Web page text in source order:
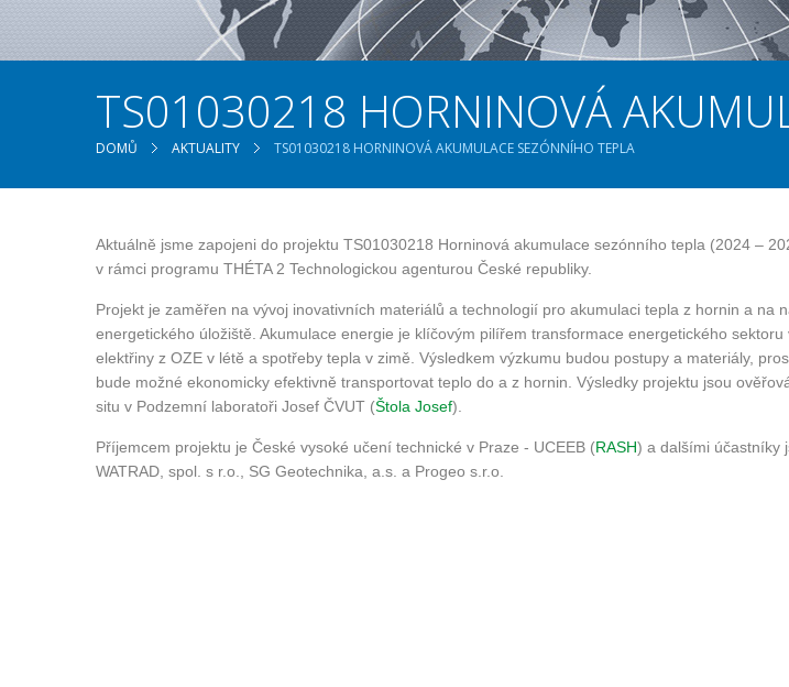
TS01030218 HORNINOVÁ
DOMŮ AKTUALITY TS01030218 HORNINOVÁ AKUMULACE SEZÓNNÍHO TEPLA
Aktuálně jsme zapojeni do projektu TS01030218 Horninová akumulace sezónního tepla (2024 –
v rámci programu THÉTA 2 Technologickou agenturou České republiky.
Projekt je zaměřen na vývoj inovativních materiálů a technologií pro akumulaci tepla z hornin a na
energetického úložiště. Akumulace energie je klíčovým pilířem transformace energetického sektoru
elektřiny z OZE v létě a spotřeby tepla v zimě. Výsledkem výzkumu budou postupy a materiály,
bude možné ekonomicky efektivně transportovat teplo do a z hornin. Výsledky projektu jsou
situ v Podzemní laboratoři Josef ČVUT (Štola Josef).
Příjemcem projektu je České vysoké učení technické v Praze - UCEEB (RASH) a dalšími účastníky
WATRAD, spol. s r.o., SG Geotechnika, a.s. a Progeo s.r.o.